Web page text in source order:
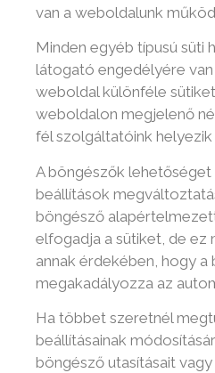
van a weboldalunk
Minden egyéb típusú süti
látogató engedélyére van
weboldal különféle sütiket
weboldalon megjelenő
fél szolgáltatóink helyezik
A böngészők lehetőséget
beállítások
böngésző
elfogadja a sütiket, de
annak érdekében, hogy
megakadályozza az
Ha többet szeretnél
beállításainak
böngésző utasításait vagy